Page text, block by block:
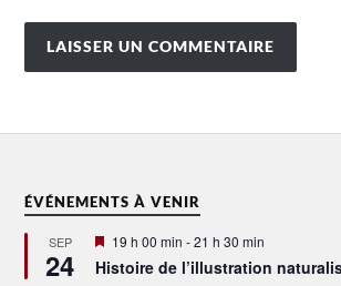
ÉVÉNEMENTS À VENIR
SEP
24
Mis
avant
19 h 00 min -21 h 30 min
Histoire de l’illustration